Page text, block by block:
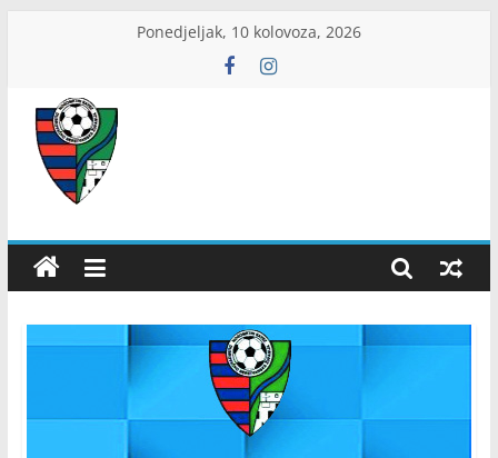
Ponedjeljak, 10 kolovoza, 2026
ŽNS
Dubrovačko-
neretvanski